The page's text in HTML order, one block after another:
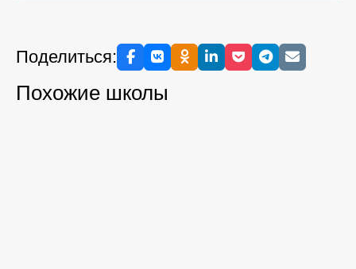
Поделиться:
Похожие школы